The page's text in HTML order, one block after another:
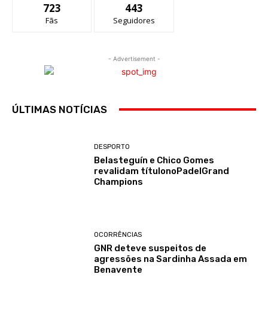
723
Fãs
443
Seguidores
- Advertisement -
ÚLTIMAS NOTÍCIAS
DESPORTO
Belasteguín e Chico Gomes
revalidam títulonoPadelGrand
Champions
OCORRÊNCIAS
GNR deteve suspeitos de
agressões na Sardinha Assada em
Benavente